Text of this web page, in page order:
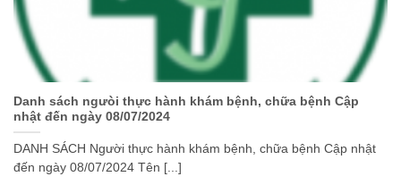
Danh sách ngưòi thực hành khám bệnh, chữa bệnh Cập
nhật đến ngày 08/07/2024
DANH SÁCH Người thực hành khám bệnh, chữa bệnh Cập nhật
đến ngày 08/07/2024 Tên [...]